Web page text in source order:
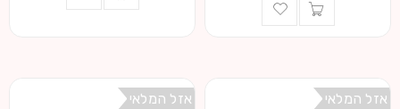
אזל המלאי אזל המלאי